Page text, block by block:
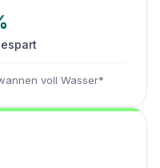
voll Wasser*